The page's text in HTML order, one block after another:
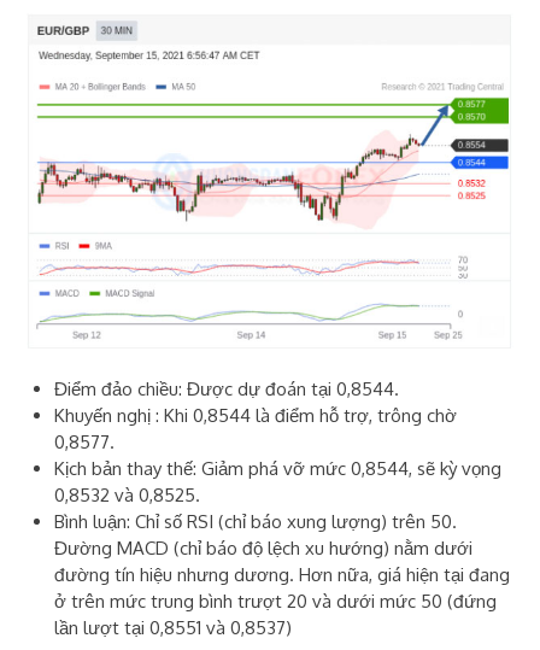
Điểm đảo chiều: Được dự đoán tại 0,8544.
Khuyến nghị : Khi 0,8544 là điểm hỗ trợ, trông chờ
0,8577.
Kịch bản thay thế: Giảm phá vỡ mức 0,8544, sẽ kỳ vọng
0,8532 và 0,8525.
Bình luận: Chỉ số RSI (chỉ báo xung lượng) trên 50.
Đường MACD (chỉ báo độ lệch xu hướng) nằm dưới
đường tín hiệu nhưng dương. Hơn nữa, giá hiện tại đang
ở trên mức trung bình trượt 20 và dưới mức 50 (đứng
lần lượt tại 0,8551 và 0,8537)